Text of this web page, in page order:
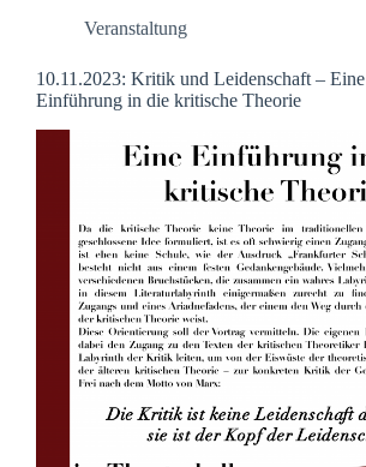
Veranstaltung
10.11.2023: Kritik und Leidenschaft – Eine
Einführung in die kritische Theorie